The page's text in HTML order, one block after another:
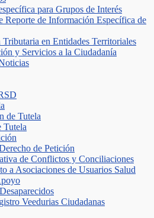
para Grupos de Interés
Reporte de Información Específica de
en Entidades Territoriales
y Servicios a la Ciudadanía
de Tutela
Tutela
de Petición
de Conflictos y Conciliaciones
a Asociaciones de Usuarios Salud
Veedurias Ciudadanas